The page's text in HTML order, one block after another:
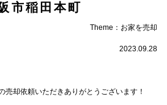
市稲田本町
Theme： お家を売却
2023.09.28
売却依頼いただきありがとうございます！